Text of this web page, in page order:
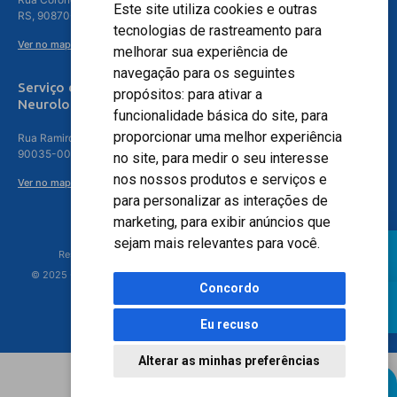
Este site utiliza cookies e outras
tecnologias de rastreamento para
melhorar sua experiência de
navegação para os seguintes
propósitos: para ativar a
funcionalidade básica do site, para
proporcionar uma melhor experiência
no site, para medir o seu interesse
nos nossos produtos e serviços e
para personalizar as interações de
marketing, para exibir anúncios que
sejam mais relevantes para você.
Concordo
Eu recuso
Alterar as minhas preferências
RS, 90870-016
Ver no mapa
Serviço de
Neurologia
Rua Ramiro Barcelos, 630 – 5º andar – Floresta, Porto Alegre – RS,
90035-001
Ver no mapa
Responsável Técnico: Dr. Luiz Antonio Nasi - CREMERS 11217
© 2025 - Hospital Moinhos de Vento - Registro Empresa (CRM-RS): 425